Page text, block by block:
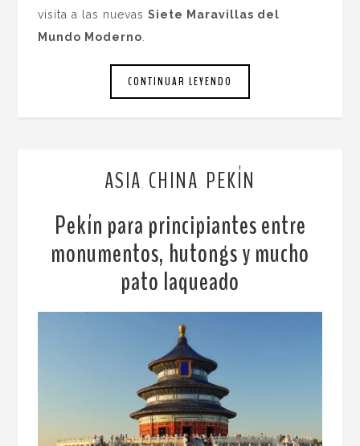
visita a las nuevasSiete Maravillas del
Mundo Moderno.
CONTINUAR LEYENDO
ASIA CHINA PEKÍN
Pekín para principiantes entre
monumentos, hutongs y mucho
pato laqueado